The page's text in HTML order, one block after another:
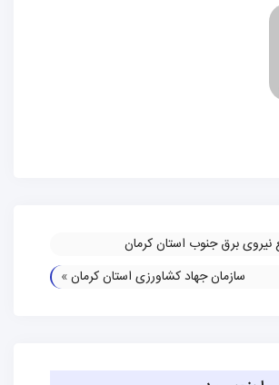
نیروی برق جنوب استان کرمان
سازمان جهاد کشاورزی استان کرمان»